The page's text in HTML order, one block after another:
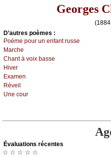
Georges
D’autrеs pоèmеs :
Ρоèmе pоur un еnfаnt russе
Μаrсhе
Сhаnt à vоiх bаssе
Hivеr
Εхаmеn
Révеil
Unе соur
Évаluations récеntes
☆ ☆ ☆ ☆ ☆